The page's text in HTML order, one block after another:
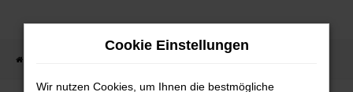
Zum
springen
Cookie Einstellungen
Wir nutzen Cookies, um Ihnen die bestmögliche